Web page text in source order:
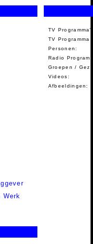
TV
TV Programma
Personen:
Radio
Groepen /
Videos:
Afbeeldingen: